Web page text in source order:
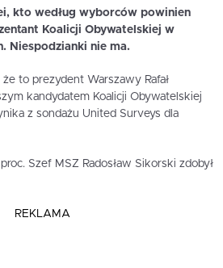
kto według wyborców powinien
Koalicji Obywatelskiej w
Niespodzianki nie ma.
to prezydent Warszawy Rafał
kandydatem Koalicji Obywatelskiej
z sondażu United Surveys dla
Szef MSZ Radosław Sikorski zdobył
REKLAMA